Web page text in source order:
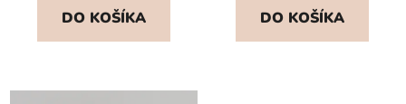
z
DO KOŠÍKA DO KOŠÍKA